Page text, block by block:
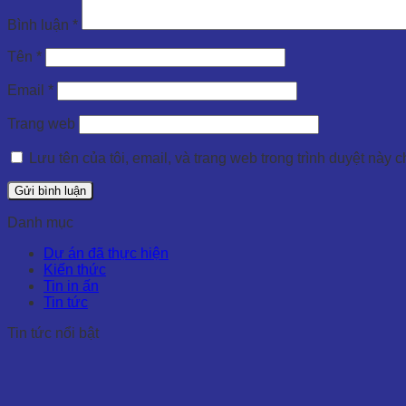
Bình luận *
Tên *
Email *
Trang web
Lưu tên của tôi, email, và trang web trong trình duyệt này
Danh mục
Dự án đã thực hiện
Kiến thức
Tin in ấn
Tin tức
Tin tức nổi bật